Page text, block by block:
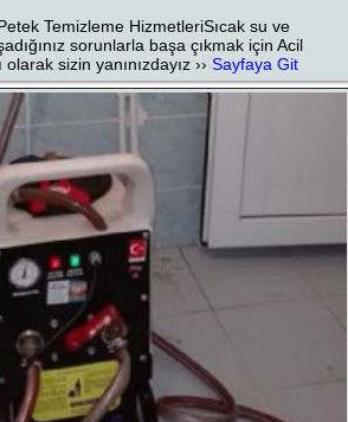
Temizleme HizmetleriSıcak su ve
sorunlarla başa çıkmak için Acil
olarak sizin yanınızdayız ››Sayfaya Git